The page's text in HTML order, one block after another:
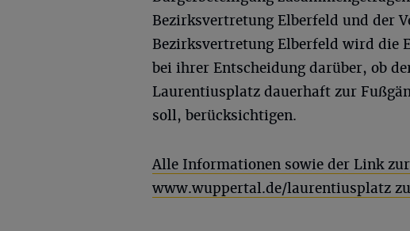
Bezirksvertretung Elberfeld und der
Bezirksvertretung Elberfeld wird die
bei ihrer Entscheidung darüber, ob
Laurentiusplatz dauerhaft zur
soll, berücksichtigen.
Alle Informationen sowie der Link
www.wuppertal.de/laurentiusplatz